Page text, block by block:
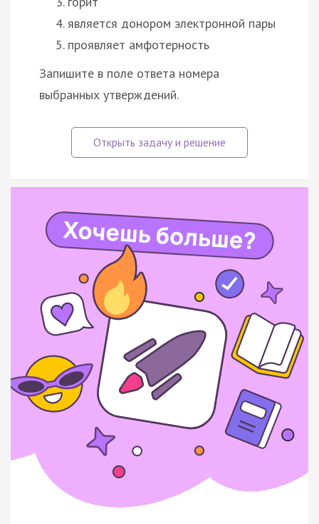
является донором электронной пары
проявляет амфотерность
Запишите в поле ответа номера
выбранных утверждений.